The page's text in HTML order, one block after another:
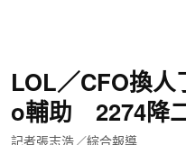
LOL／CFO換
o輔助 2274降
記者張志浩／綜合報導